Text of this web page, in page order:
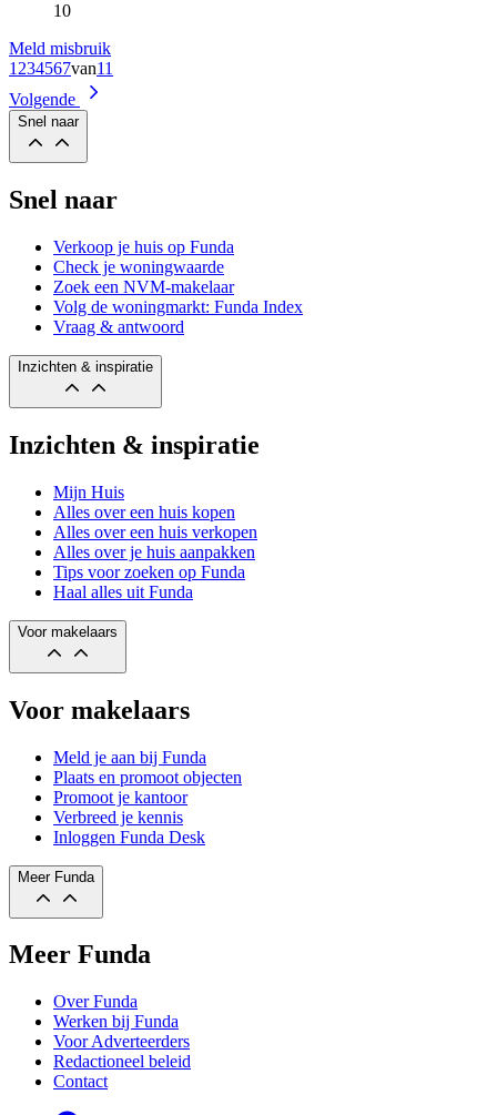
10
Meld misbruik
1 234567van11
Volgende
Snel naar
Snel naar
Verkoop je huis op Funda
Check je woningwaarde
Zoek een NVM-makelaar
Volg de woningmarkt: Funda Index
Vraag & antwoord
Inzichten & inspiratie
Inzichten & inspiratie
Mijn Huis
Alles over een huis kopen
Alles over een huis verkopen
Alles over je huis aanpakken
Tips voor zoeken op Funda
Haal alles uit Funda
Voor makelaars
Voor makelaars
Meld je aan bij Funda
Plaats en promoot objecten
Promoot je kantoor
Verbreed je kennis
Inloggen Funda Desk
Meer Funda
Meer Funda
Over Funda
Werken bij Funda
Voor Adverteerders
Redactioneel beleid
Contact